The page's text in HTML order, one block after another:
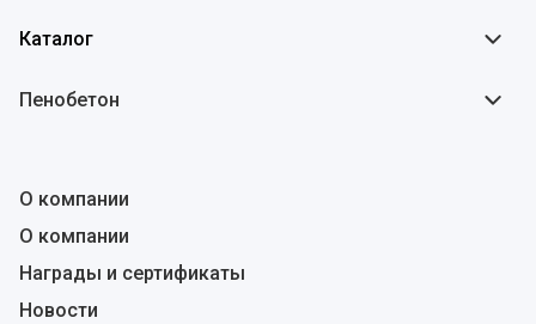
Каталог
Пенобетон
О компании
О компании
Награды и сертификаты
Новости